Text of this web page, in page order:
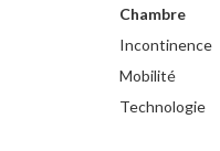
Chambre
Incontinence
Mobilité
Technologie